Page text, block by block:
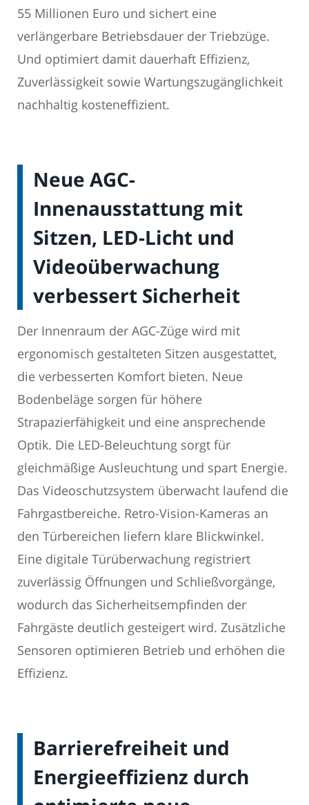
55 Millionen Euro und sichert eine
verlängerbare Betriebsdauer der Triebzüge.
Und optimiert damit dauerhaft Effizienz,
Zuverlässigkeit sowie Wartungszugänglichkeit
nachhaltig kosteneffizient.
Neue AGC-
Innenausstattung mit
Sitzen, LED-Licht und
Videoüberwachung
verbessert Sicherheit
Der Innenraum der AGC-Züge wird mit
ergonomisch gestalteten Sitzen ausgestattet,
die verbesserten Komfort bieten. Neue
Bodenbeläge sorgen für höhere
Strapazierfähigkeit und eine ansprechende
Optik. Die LED-Beleuchtung sorgt für
gleichmäßige Ausleuchtung und spart Energie.
Das Videoschutzsystem überwacht laufend die
Fahrgastbereiche. Retro-Vision-Kameras an
den Türbereichen liefern klare Blickwinkel.
Eine digitale Türüberwachung registriert
zuverlässig Öffnungen und Schließvorgänge,
wodurch das Sicherheitsempfinden der
Fahrgäste deutlich gesteigert wird. Zusätzliche
Sensoren optimieren Betrieb und erhöhen die
Effizienz.
Barrierefreiheit und
Energieeffizienz durch